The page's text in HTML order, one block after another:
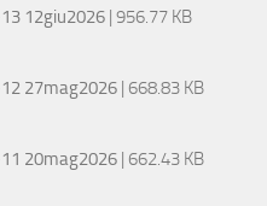
12giu2026 | 956.77 KB
27mag2026 | 668.83 KB
20mag2026 | 662.43 KB